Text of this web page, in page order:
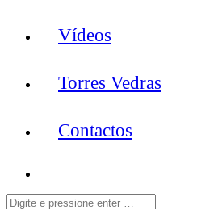
Vídeos
Torres Vedras
Contactos